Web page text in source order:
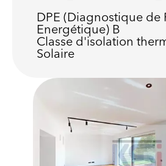
DPE (Diagnostique de
Energétique) B
Classe d'isolation
Solaire